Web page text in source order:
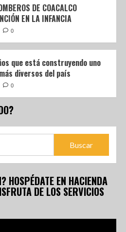
DE COACALCO
EN LA INFANCIA
0
que está construyendo uno
diversos del país
0
HOSPÉDATE EN HACIENDA
DE LOS SERVICIOS